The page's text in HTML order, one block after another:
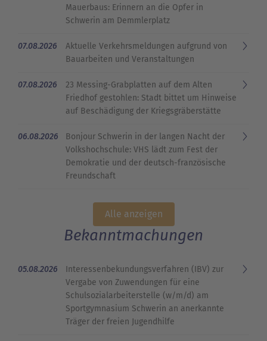
Mauerbaus: Erinnern an die Opfer in
Schwerin am Demmlerplatz
07.08.2026
Aktuelle Verkehrsmeldungen aufgrund von
Bauarbeiten und Veranstaltungen
07.08.2026
23 Messing-Grabplatten auf dem Alten
Friedhof gestohlen: Stadt bittet um Hinweise
auf Beschädigung der Kriegsgräberstätte
06.08.2026
Bonjour Schwerin in der langen Nacht der
Volkshochschule: VHS lädt zum Fest der
Demokratie und der deutsch-französische
Freundschaft
Alle anzeigen
Bekanntmachungen
05.08.2026
Interessenbekundungsverfahren (IBV) zur
Vergabe von Zuwendungen für eine
Schulsozialarbeiterstelle (w/m/d) am
Sportgymnasium Schwerin an anerkannte
Träger der freien Jugendhilfe